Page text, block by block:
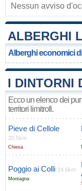
Nessun avviso
ALBERGHI
Alberghi economici
I DINTORNI
Ecco un elenco dei
territori limitrofi.
Pieve di Cellole
20.5km
Chiesa
Poggio ai Colli 24.6km
Montagna